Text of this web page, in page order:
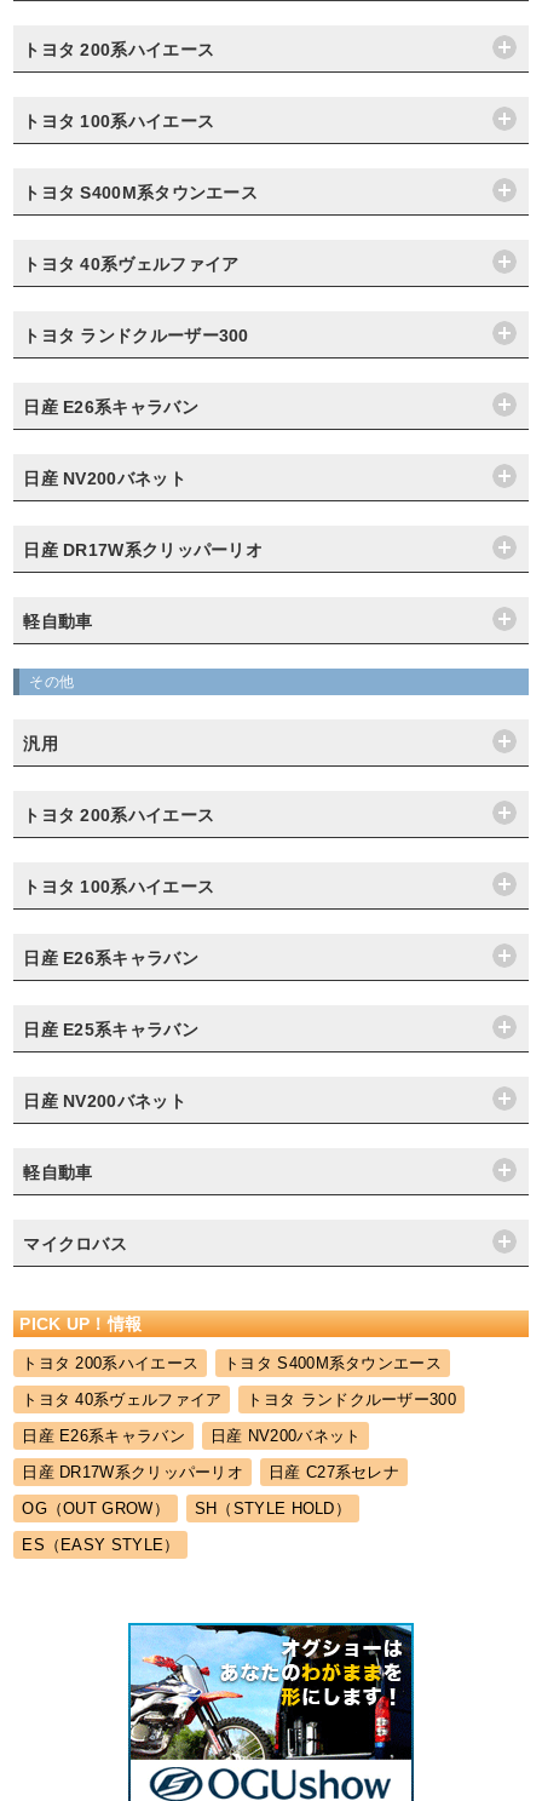
トヨタ 200系ハイエース
トヨタ 100系ハイエース
トヨタ S400M系タウンエース
トヨタ 40系ヴェルファイア
トヨタ ランドクルーザー300
日産 E26系キャラバン
日産 NV200バネット
日産 DR17W系クリッパーリオ
軽自動車
その他
汎用
トヨタ 200系ハイエース
トヨタ 100系ハイエース
日産 E26系キャラバン
日産 E25系キャラバン
日産 NV200バネット
軽自動車
マイクロバス
PICK UP！情報
トヨタ 200系ハイエース
トヨタ S400M系タウンエース
トヨタ 40系ヴェルファイア
トヨタ ランドクルーザー300
日産 E26系キャラバン
日産 NV200バネット
日産 DR17W系クリッパーリオ
日産 C27系セレナ
OG（OUT GROW）
SH（STYLE HOLD）
ES（EASY STYLE）